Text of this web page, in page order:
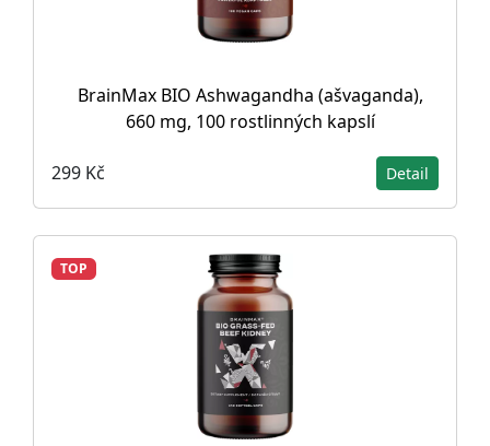
BrainMax BIO Ashwagandha (ašvaganda),
660 mg, 100 rostlinných kapslí
299 Kč Detail
TOP